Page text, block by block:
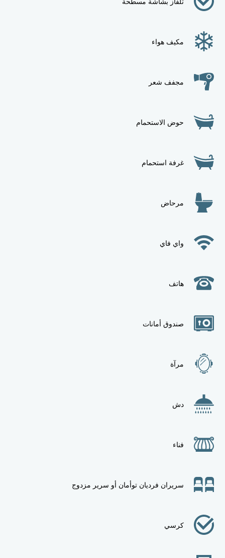
مكيف هواء
مجفف شعر
حوض الاستحمام
غرفة استحمام
مرحاض
واي فاي
هاتف
صندوق أمانات
مرآة
دش
فناء
سريران فرديان توأمان أو سرير مزدوج
كرسي